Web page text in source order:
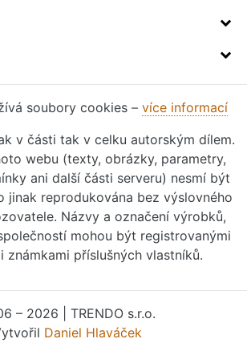
soubory cookies – více informací
v části tak v celku autorským dílem.
webu (texty, obrázky, parametry,
ani další části serveru) nesmí být
jinak reprodukována bez výslovného
Názvy a označení výrobků,
mohou být registrovanými
známkami příslušných vlastníků.
– 2026 | TRENDO s.r.o.
Daniel Hlaváček